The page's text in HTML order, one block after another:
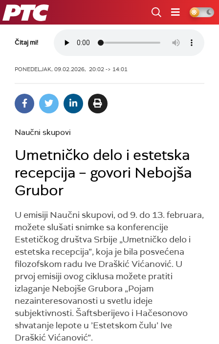
RTS
Čitaj mi!
PONEDELJAK, 09.02.2026, 20:02 -> 14:01
Naučni skupovi
Umetničko delo i estetska
recepcija – govori Nebojša
Grubor
U emisiji Naučni skupovi, od 9. do 13. februara,
možete slušati snimke sa konferencije
Estetičkog društva Srbije „Umetničko delo i
estetska recepcija”, koja je bila posvećena
filozofskom radu Ive Draškić Vićanović. U
prvoj emisiji ovog ciklusa možete pratiti
izlaganje Nebojše Grubora „Pojam
nezainteresovanosti u svetlu ideje
subjektivnosti. Šaftsberijevo i Hačesonovo
shvatanje lepote u ’Estetskom čulu’ Ive
Draškić Vićanović”.